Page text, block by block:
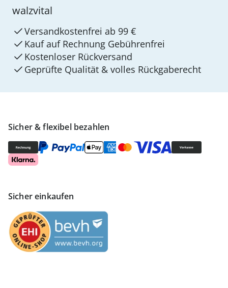
Sicher & flexibel bezahlen
Sicher einkaufen
walzvital
Versandkostenfrei ab 99 €
Kauf auf Rechnung Gebührenfrei
Kostenloser Rückversand
Geprüfte Qualität & volles Rückgaberecht